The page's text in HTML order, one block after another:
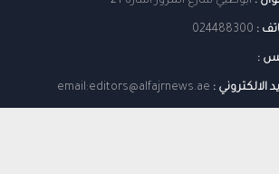
:
024488300
:
الالكتروني : email:editors@alfajrnews.ae